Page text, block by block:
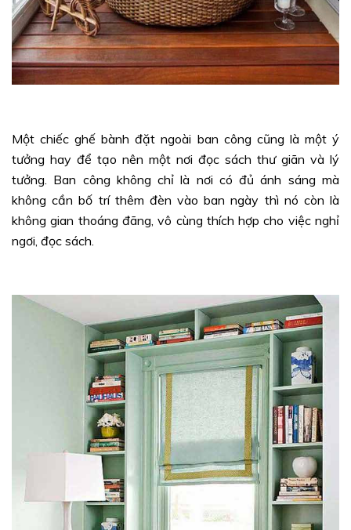
Một chiếc ghế bành đặt ngoài ban công cũng là một ý
tưởng hay để tạo nên một nơi đọc sách thư giãn và lý
tưởng. Ban công không chỉ là nơi có đủ ánh sáng mà
không cần bố trí thêm đèn vào ban ngày thì nó còn là
không gian thoáng đãng, vô cùng thích hợp cho việc nghỉ
ngơi, đọc sách.